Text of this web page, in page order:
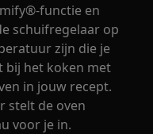
functie en
schuifregelaar op
zijn die je
bij het koken met
in jouw recept.
stelt de oven
voor je in.